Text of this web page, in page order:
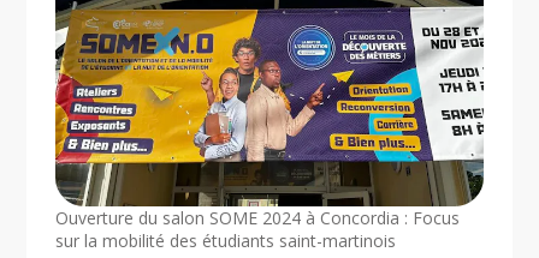
Ouverture du salon SOME 2024 à Concordia : Focus
sur la mobilité des étudiants saint-martinois